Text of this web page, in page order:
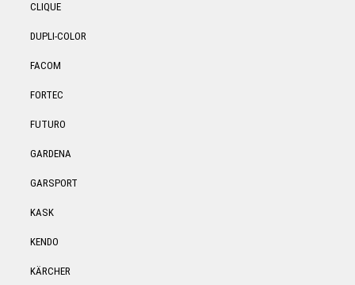
CLIQUE
DUPLI-COLOR
FACOM
FORTEC
FUTURO
GARDENA
GARSPORT
KASK
KENDO
KÄRCHER